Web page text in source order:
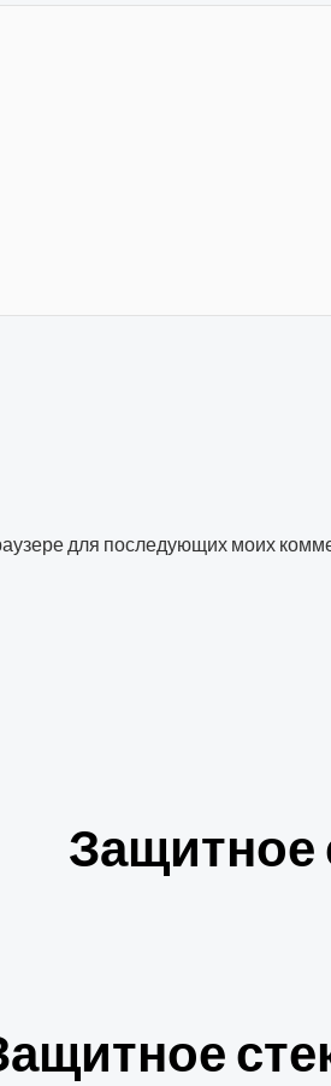
для последующих моих
Защитное